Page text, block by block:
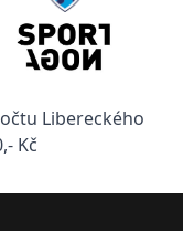
Libereckého
Kč